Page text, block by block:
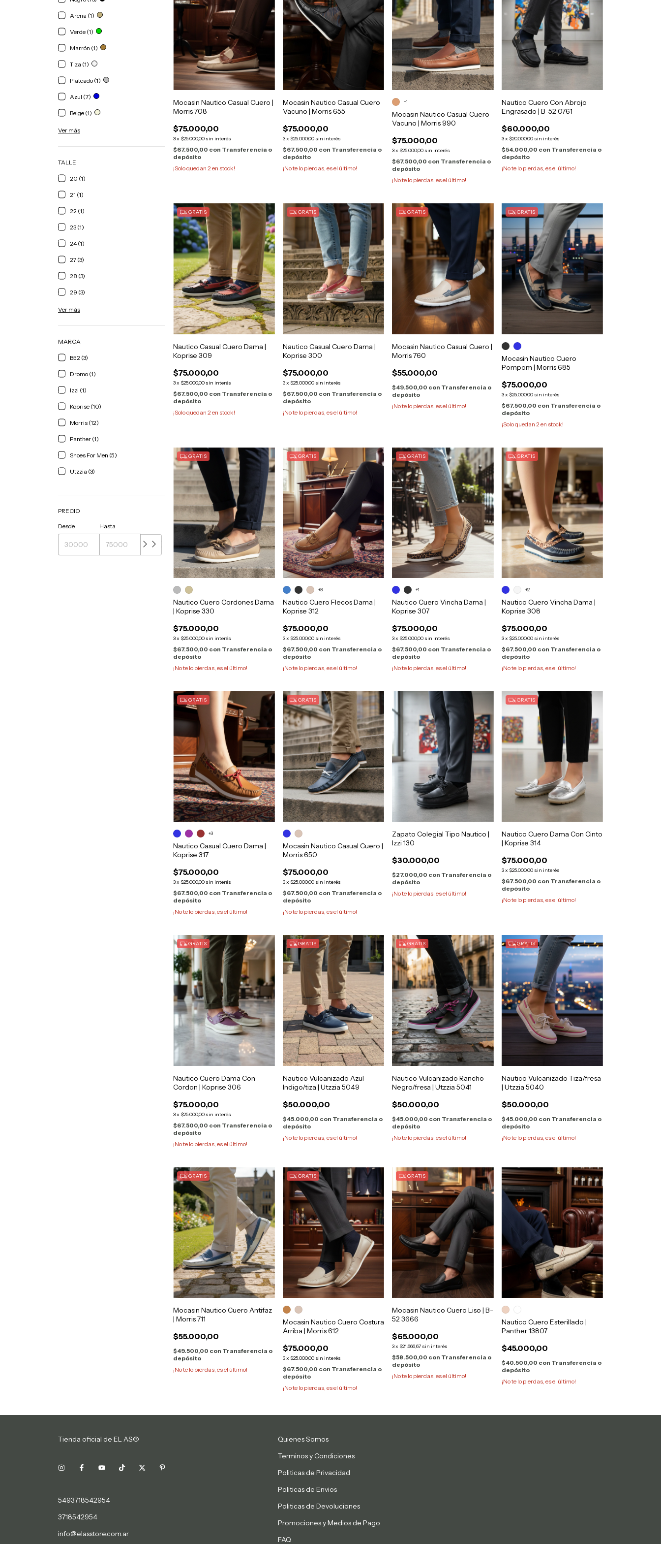
Arena (1)
Verde (1)
Marrón (1)
Tiza (1)
Plateado (1)
Azul (7)
Beige (1)
Ver más
TALLE
20 (1)
21 (1)
22 (1)
23 (1)
24 (1)
27 (3)
28 (3)
29 (3)
Ver más
MARCA
B52 (3)
Dromo (1)
Izzi (1)
Koprise (10)
Morris (12)
Panther (1)
Shoes For Men (5)
Utzzia (3)
PRECIO
Desde Hasta
Mocasin Nautico Casual Cuero |
Morris 708
$75.000,00
3x $25.000,00 sin interés
$67.500,00 con Transferencia o
depósito
¡Solo quedan2en stock!
Mocasin Nautico Casual Cuero
Vacuno | Morris 655
$75.000,00
3x $25.000,00 sin interés
$67.500,00 con Transferencia o
depósito
¡No te lo pierdas, es el último!
Mocasin Nautico Casual Cuero
Vacuno | Morris 990
$75.000,00
3x $25.000,00 sin interés
$67.500,00 con Transferencia o
depósito
¡No te lo pierdas, es el último!
+1
Nautico Cuero Con Abrojo
Engrasado | B-52 0761
$60.000,00
3x $20.000,00 sin interés
$54.000,00 con Transferencia o
depósito
¡No te lo pierdas, es el último!
GRATIS
Nautico Casual Cuero Dama |
Koprise 309
$75.000,00
3x $25.000,00 sin interés
$67.500,00 con Transferencia o
depósito
¡Solo quedan2 en stock!
GRATIS
Nautico Casual Cuero Dama |
Koprise 300
$75.000,00
3x $25.000,00 sin interés
$67.500,00 con Transferencia o
depósito
¡No te lo pierdas, es el último!
GRATIS
Mocasin Nautico Casual Cuero |
Morris 760
$55.000,00
$49.500,00 con Transferencia o
depósito
¡No te lo pierdas, es el último!
GRATIS
Mocasin Nautico Cuero
Pompom | Morris 685
$75.000,00
3x $25.000,00 sin interés
$67.500,00 con Transferencia o
depósito
¡Solo quedan 2 en stock!
GRATIS
Nautico Cuero Cordones Dama
| Koprise 330
$75.000,00
3x $25.000,00 sin interés
$67.500,00 con Transferencia o
depósito
¡No te lo pierdas, es el último!
GRATIS
Nautico Cuero Flecos Dama |
Koprise 312
$75.000,00
3x $25.000,00 sin interés
$67.500,00 con Transferencia o
depósito
¡No te lo pierdas, es el último!
+3
GRATIS
Nautico Cuero Vincha Dama |
Koprise 307
$75.000,00
3x $25.000,00 sin interés
$67.500,00 con Transferencia o
depósito
¡No te lo pierdas, es el último!
+1
GRATIS
Nautico Cuero Vincha Dama |
Koprise 308
$75.000,00
3x $25.000,00 sin interés
$67.500,00 con Transferencia o
depósito
¡No te lo pierdas, es el último!
+2
GRATIS
Nautico Casual Cuero Dama |
Koprise 317
$75.000,00
3x $25.000,00 sin interés
$67.500,00 con Transferencia o
depósito
¡No te lo pierdas, es el último!
+3
GRATIS
Mocasin Nautico Casual Cuero |
Morris 650
$75.000,00
3x $25.000,00 sin interés
$67.500,00 con Transferencia o
depósito
¡No te lo pierdas, es el último!
Zapato Colegial Tipo Nautico |
Izzi 130
$30.000,00
$27.000,00 con Transferencia o
depósito
¡No te lo pierdas, es el último!
GRATIS
Nautico Cuero Dama Con Cinto
| Koprise 314
$75.000,00
3x $25.000,00 sin interés
$67.500,00 con Transferencia o
depósito
¡No te lo pierdas, es el último!
GRATIS
Nautico Cuero Dama Con
Cordon | Koprise 306
$75.000,00
3x $25.000,00 sin interés
$67.500,00 con Transferencia o
depósito
¡No te lo pierdas, es el último!
GRATIS
Nautico Vulcanizado Azul
Indigo/tiza | Utzzia 5049
$50.000,00
$45.000,00 con Transferencia o
depósito
¡No te lo pierdas, es el último!
GRATIS
Nautico Vulcanizado Rancho
Negro/fresa | Utzzia 5041
$50.000,00
$45.000,00 con Transferencia o
depósito
¡No te lo pierdas, es el último!
GRATIS
Nautico Vulcanizado Tiza/fresa
| Utzzia 5040
$50.000,00
$45.000,00 con Transferencia o
depósito
¡No te lo pierdas, es el último!
GRATIS
Mocasin Nautico Cuero Antifaz
| Morris 711
$55.000,00
$49.500,00 con Transferencia o
depósito
¡No te lo pierdas, es el último!
GRATIS
Mocasin Nautico Cuero Costura
Arriba | Morris 612
$75.000,00
3x $25.000,00 sin interés
$67.500,00 con Transferencia o
depósito
¡No te lo pierdas, es el último!
GRATIS
Mocasin Nautico Cuero Liso | B-
52 3666
$65.000,00
3x $21.666,67 sin interés
$58.500,00 con Transferencia o
depósito
¡No te lo pierdas, es el último!
Nautico Cuero Esterillado |
Panther 13807
$45.000,00
$40.500,00 con Transferencia o
depósito
¡No te lo pierdas, es el último!
Tienda oficial de EL AS®
5493718542954
3718542954
info@elasstore.com.ar
Quienes Somos
Terminos y Condiciones
Politicas de Privacidad
Politicas de Envios
Politicas de Devoluciones
Promociones y Medios de Pago
FAQ